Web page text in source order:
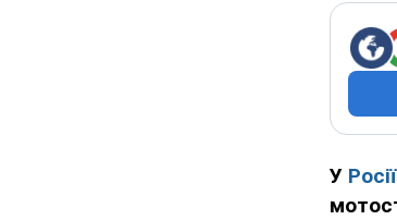
У Росії